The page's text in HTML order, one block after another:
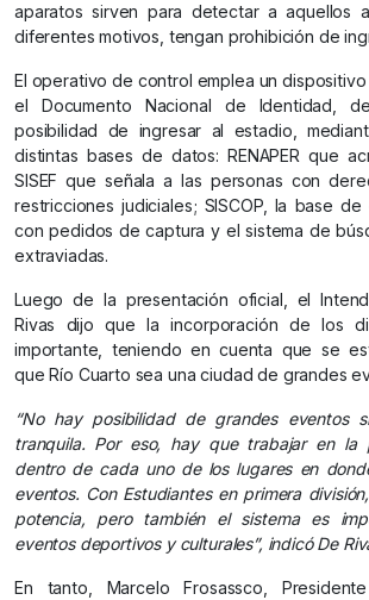
aparatos sirven para detectar a aquellos
diferentes motivos, tengan prohibición de
El operativo de control emplea un
el Documento Nacional de Identidad,
posibilidad de ingresar al estadio,
distintas bases de datos: RENAPER que
SISEF que señala a las personas con
restricciones judiciales; SISCOP, la base
con pedidos de captura y el sistema de
extraviadas.
Luego de la presentación oficial, el
Rivas dijo que la incorporación de los
importante, teniendo en cuenta que se
que Río Cuarto sea una ciudad de grandes
“No hay posibilidad de grandes eventos
tranquila. Por eso, hay que trabajar en la
dentro de cada uno de los lugares en
eventos. Con Estudiantes en primera
potencia, pero también el sistema es
eventos deportivos y culturales”, indicó De
En tanto, Marcelo Frosassco,